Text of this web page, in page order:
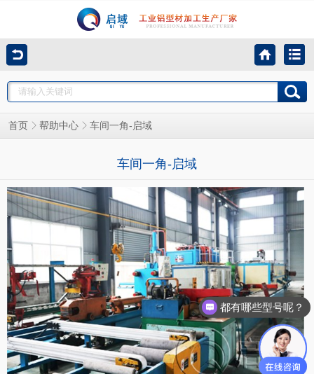
首页 帮助中心 车间一角-启域
车间一角-启域
都有哪些型号呢？